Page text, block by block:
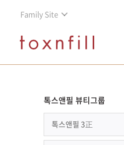
Family Site
톡스앤필 뷰티그룹
톡스앤필 3正